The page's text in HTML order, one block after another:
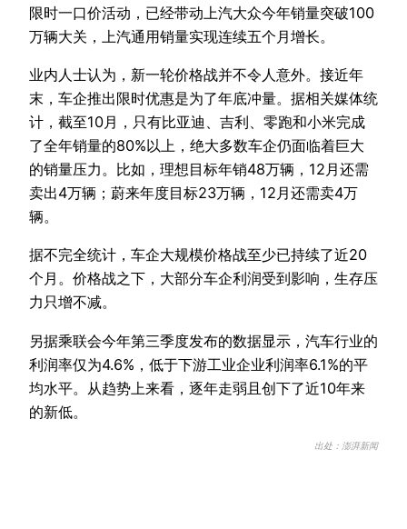
限时一口价活动，已经带动上汽大众今年销量突破100
万辆大关，上汽通用销量实现连续五个月增长。
业内人士认为，新一轮价格战并不令人意外。接近年
末，车企推出限时优惠是为了年底冲量。据相关媒体统
计，截至10月，只有比亚迪、吉利、零跑和小米完成
了全年销量的80%以上，绝大多数车企仍面临着巨大
的销量压力。比如，理想目标年销48万辆，12月还需
卖出4万辆；蔚来年度目标23万辆，12月还需卖4万
辆。
据不完全统计，车企大规模价格战至少已持续了近20
个月。价格战之下，大部分车企利润受到影响，生存压
力只增不减。
另据乘联会今年第三季度发布的数据显示，汽车行业的
利润率仅为4.6%，低于下游工业企业利润率6.1%的平
均水平。从趋势上来看，逐年走弱且创下了近10年来
的新低。
出处：澎湃新闻